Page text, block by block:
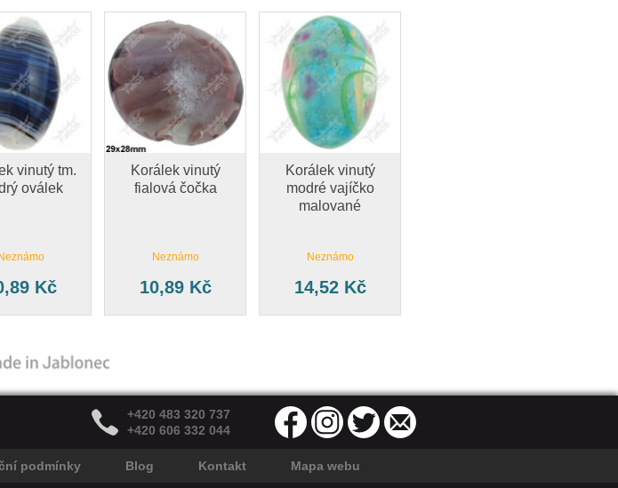
vinutý tm.
oválek
Neznámo
Kč
Korálek vinutý
fialová čočka
Neznámo
10,89 Kč
Korálek vinutý
modré vajíčko
malované
Neznámo
14,52 Kč
+420 483 320 737
+420 606 332 044
podmínky Blog Kontakt Mapa webu